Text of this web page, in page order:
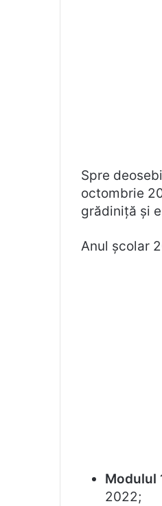
Spre
octombrie
grădiniță și
Anul școlar
Modulul
2022;